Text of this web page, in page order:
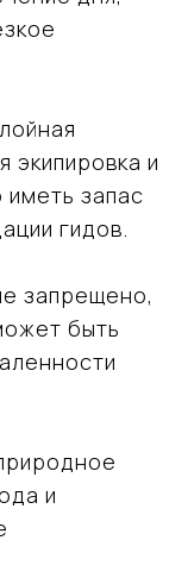
и
запас
гидов.
запрещено,
быть
и